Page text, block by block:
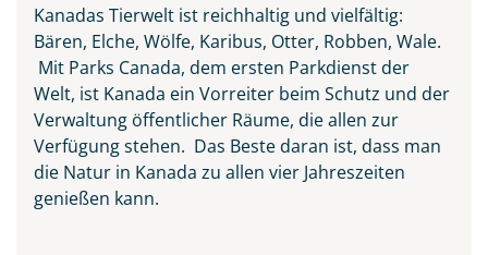
Kanadas Tierwelt ist reichhaltig und vielfältig:
Bären, Elche, Wölfe, Karibus, Otter, Robben, Wale.
Mit Parks Canada, dem ersten Parkdienst der
Welt, ist Kanada ein Vorreiter beim Schutz und der
Verwaltung öffentlicher Räume, die allen zur
Verfügung stehen. Das Beste daran ist, dass man
die Natur in Kanada zu allen vier Jahreszeiten
genießen kann.